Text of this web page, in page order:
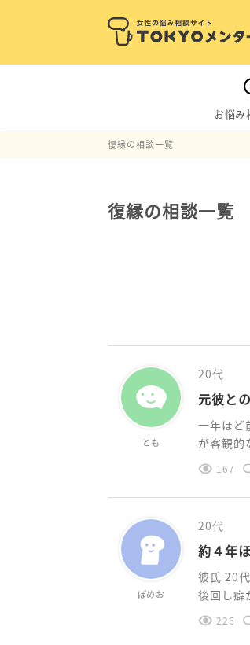
お悩み
復縁の相談一覧
復縁の相談一覧
とも
20代
元彼と
一年ほど
が客観的
167
ぽめお
20代
約４年
彼氏 20
後回し癖
226